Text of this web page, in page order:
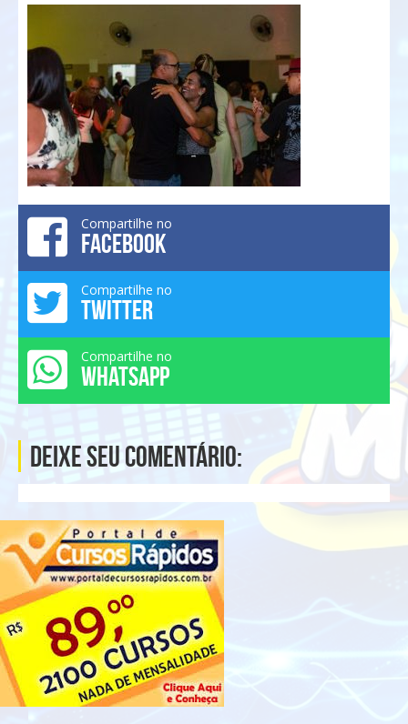
Compartilhe no
FACEBOOK
Compartilhe no
TWITTER
Compartilhe no
WHATSAPP
Deixe seu comentário: